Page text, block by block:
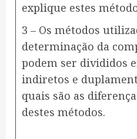
explique estes
3 – Os métodos
determinação da
podem ser divididos
indiretos e
quais são as
destes métodos.